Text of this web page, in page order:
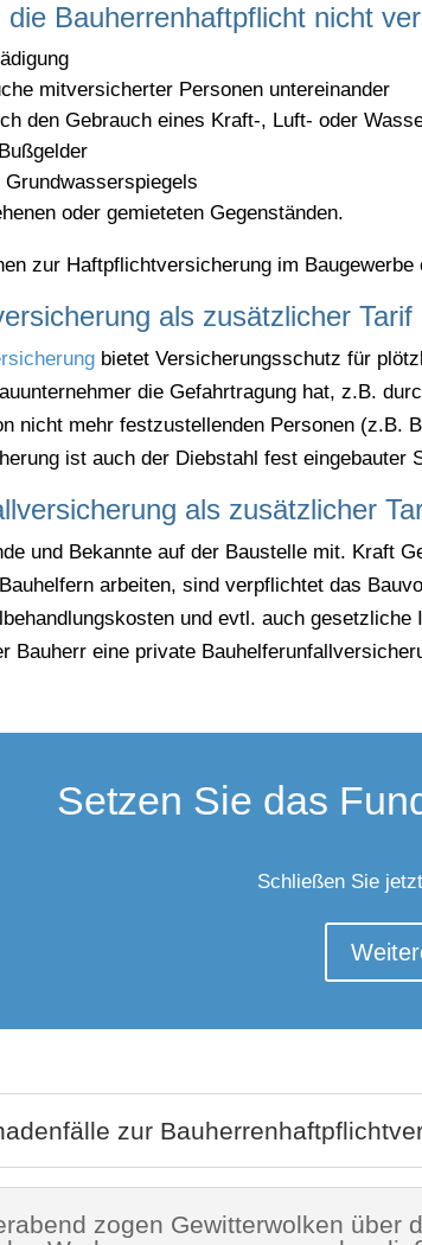
Bauherrenhaftpflicht nicht
mitversicherter Personen untereinander
den Gebrauch eines Kraft-, Luft- oder
Grundwasserspiegels
oder gemieteten Gegenständen.
zur Haftpflichtversicherung im
als zusätzlicher Tarif
bietet Versicherungsschutz für
die Gefahrtragung hat, z.B.
nicht mehr festzustellenden Personen
ist auch der Diebstahl fest eingebauter
als zusätzlicher
und Bekannte auf der Baustelle mit. Kraft
arbeiten, sind verpflichtet das
und evtl. auch
Bauherr eine private
Setzen Sie das
Schließen Sie
zur
zogen Gewitterwolken über